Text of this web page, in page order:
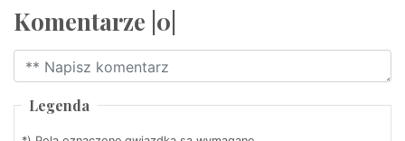
Komentarze |0|
Legenda